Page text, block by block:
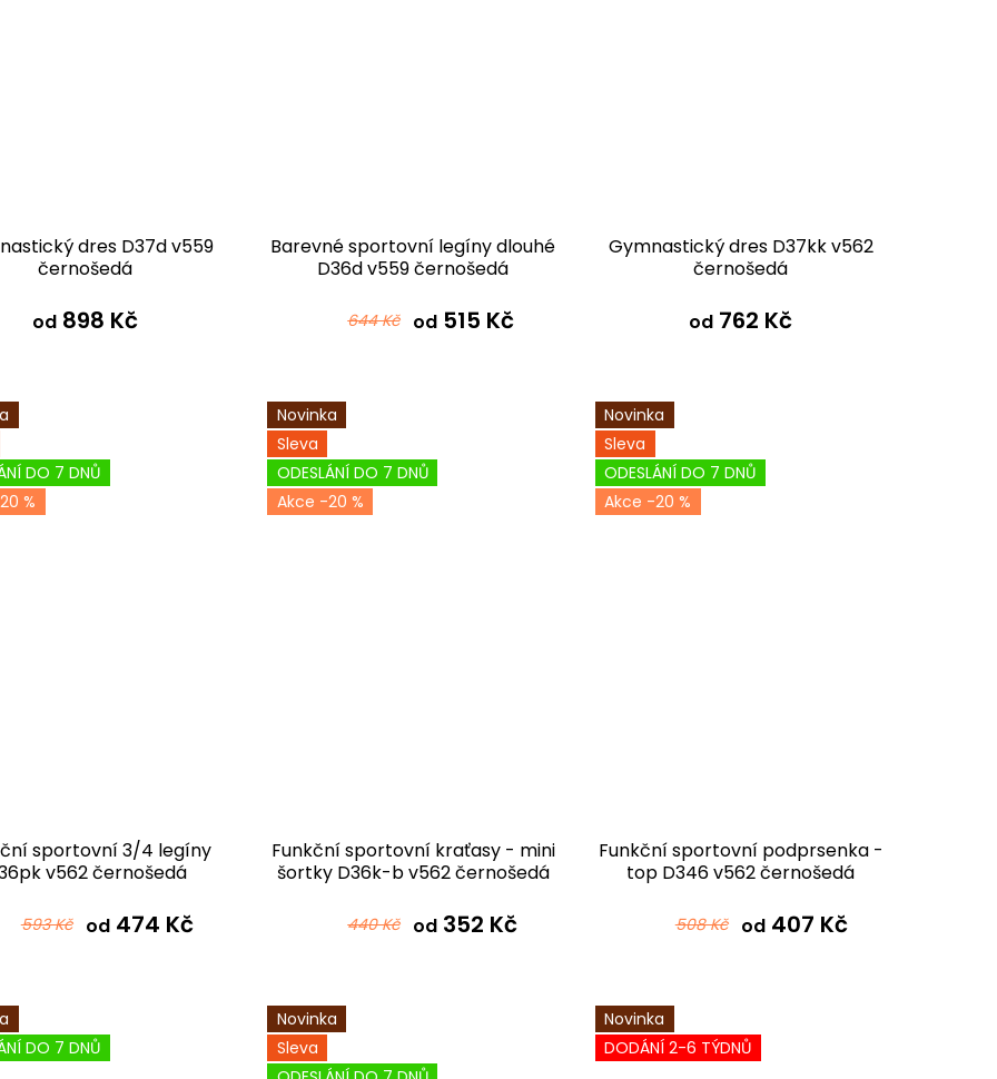
dres D37d v559
černošedá
od 898 Kč
Barevné sportovní legíny dlouhé
D36d v559 černošedá
644 Kč od 515 Kč
Gymnastický dres D37kk v562
černošedá
od 762 Kč
DO 7 DNŮ
%
sportovní 3/4 legíny
v562 černošedá
593 Kč od474 Kč
Novinka
Sleva
ODESLÁNÍ DO 7 DNŮ
-20 %
Funkční sportovní kraťasy - mini
šortky D36k-b v562 černošedá
440 Kč od 352 Kč
Novinka
Sleva
ODESLÁNÍ DO 7 DNŮ
-20 %
Funkční sportovní podprsenka -
top D346 v562 černošedá
508 Kč od407 Kč
DO 7 DNŮ
Novinka
Sleva
Novinka
DODÁNÍ 2-6 TÝDNŮ